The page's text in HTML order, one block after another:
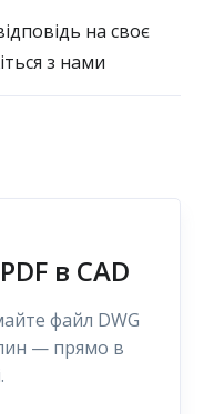
на своє
з нами
в CAD
файл DWG
— прямо в